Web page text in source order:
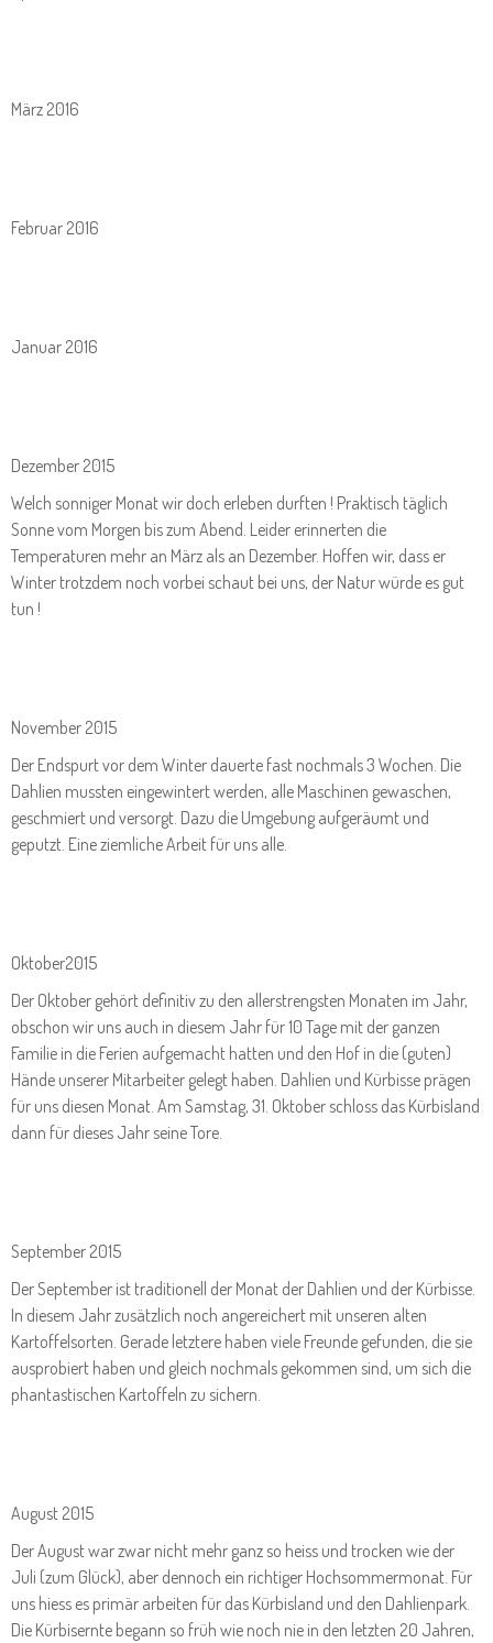
März 2016
Februar 2016
Januar 2016
Dezember 2015
Welch sonniger Monat wir doch erleben durften ! Praktisch täglich
Sonne vom Morgen bis zum Abend. Leider erinnerten die
Temperaturen mehr an März als an Dezember. Hoffen wir, dass er
Winter trotzdem noch vorbei schaut bei uns, der Natur würde es gut
tun !
November 2015
Der Endspurt vor dem Winter dauerte fast nochmals 3 Wochen. Die
Dahlien mussten eingewintert werden, alle Maschinen gewaschen,
geschmiert und versorgt. Dazu die Umgebung aufgeräumt und
geputzt. Eine ziemliche Arbeit für uns alle.
Oktober2015
Der Oktober gehört definitiv zu den allerstrengsten Monaten im Jahr,
obschon wir uns auch in diesem Jahr für 10 Tage mit der ganzen
Familie in die Ferien aufgemacht hatten und den Hof in die (guten)
Hände unserer Mitarbeiter gelegt haben. Dahlien und Kürbisse prägen
für uns diesen Monat. Am Samstag, 31. Oktober schloss das Kürbisland
dann für dieses Jahr seine Tore.
September 2015
Der September ist traditionell der Monat der Dahlien und der Kürbisse.
In diesem Jahr zusätzlich noch angereichert mit unseren alten
Kartoffelsorten. Gerade letztere haben viele Freunde gefunden, die sie
ausprobiert haben und gleich nochmals gekommen sind, um sich die
phantastischen Kartoffeln zu sichern.
August 2015
Der August war zwar nicht mehr ganz so heiss und trocken wie der
Juli (zum Glück), aber dennoch ein richtiger Hochsommermonat. Für
uns hiess es primär arbeiten für das Kürbisland und den Dahlienpark.
Die Kürbisernte begann so früh wie noch nie in den letzten 20 Jahren,